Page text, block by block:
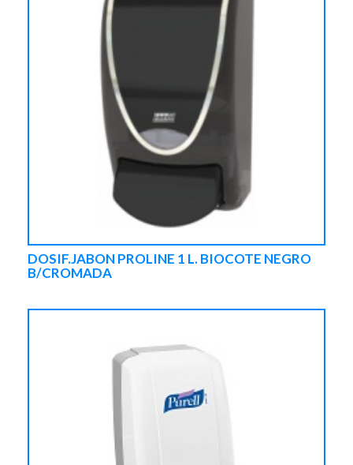
DOSIF.JABON PROLINE 1 L. BIOCOTE NEGRO
B/CROMADA